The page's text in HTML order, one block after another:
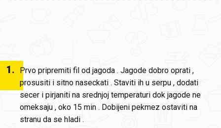
1.
Prvo pripremiti fil od jagoda . Jagode dobro oprati ,
prosusiti i sitno naseckati . Staviti ih u serpu , dodati
secer i pirjaniti na srednjoj temperaturi dok jagode ne
omeksaju , oko 15 min . Dobijeni pekmez ostaviti na
stranu da se hladi .